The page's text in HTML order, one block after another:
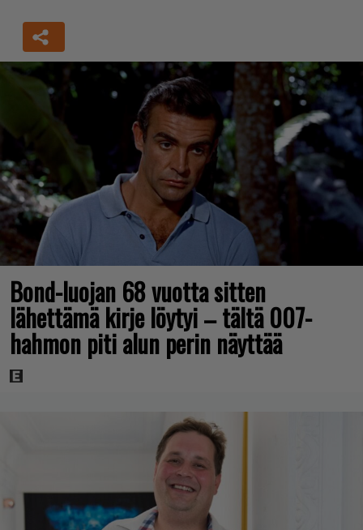
Bond-luojan 68 vuotta sitten
lähettämä kirje löytyi – tältä 007-
hahmon piti alun perin näyttää